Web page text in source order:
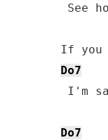
See
Do7
I'm
Do7